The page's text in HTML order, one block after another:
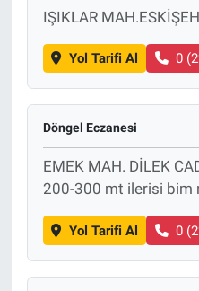
IŞIKLAR
Yol Tarifi Al 0
Döngel Eczanesi
EMEK MAH. DİLEK
200-300 mt ilerisi bim
Yol Tarifi Al 0